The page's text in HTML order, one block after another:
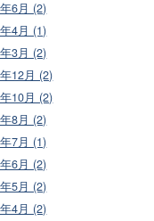
6月 (2)
4月 (1)
3月 (2)
12月 (2)
10月 (2)
8月 (2)
7月 (1)
6月 (2)
5月 (2)
4月 (2)